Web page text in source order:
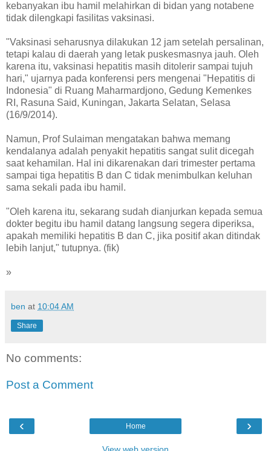
kebanyakan ibu hamil melahirkan di bidan yang notabene
tidak dilengkapi fasilitas vaksinasi.
"Vaksinasi seharusnya dilakukan 12 jam setelah persalinan,
tetapi kalau di daerah yang letak puskesmasnya jauh. Oleh
karena itu, vaksinasi hepatitis masih ditolerir sampai tujuh
hari," ujarnya pada konferensi pers mengenai "Hepatitis di
Indonesia" di Ruang Maharmardjono, Gedung Kemenkes
RI, Rasuna Said, Kuningan, Jakarta Selatan, Selasa
(16/9/2014).
Namun, Prof Sulaiman mengatakan bahwa memang
kendalanya adalah penyakit hepatitis sangat sulit dicegah
saat kehamilan. Hal ini dikarenakan dari trimester pertama
sampai tiga hepatitis B dan C tidak menimbulkan keluhan
sama sekali pada ibu hamil.
"Oleh karena itu, sekarang sudah dianjurkan kepada semua
dokter begitu ibu hamil datang langsung segera diperiksa,
apakah memiliki hepatitis B dan C, jika positif akan ditindak
lebih lanjut," tutupnya. (fik)
»
ben at 10:04 AM
Share
No comments:
Post a Comment
‹ ›
Home